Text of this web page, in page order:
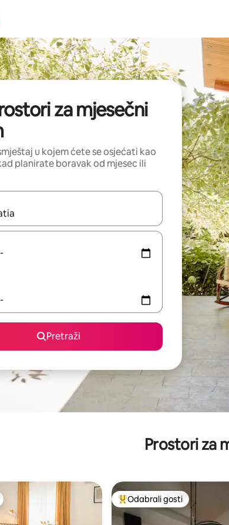
za mjesečni
u kojem ćete se osjećati kao
planirate boravak od mjesec ili
dostupni rezultati, moći ćete ih pregledati koristeći se
Pretraži
Prostori za
Među najviše rangiranima s
Odabrali gosti